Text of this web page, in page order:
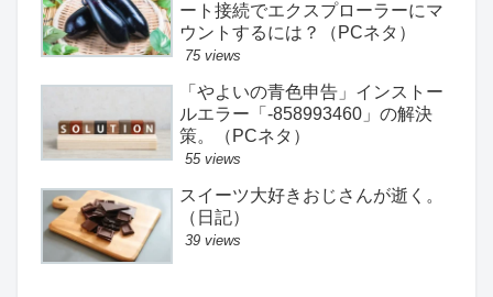
ート接続でエクスプローラーにマ
ウントするには？（PCネタ）
75 views
「やよいの青色申告」インストー
ルエラー「-858993460」の解決
策。（PCネタ）
55 views
スイーツ大好きおじさんが逝く。
（日記）
39 views